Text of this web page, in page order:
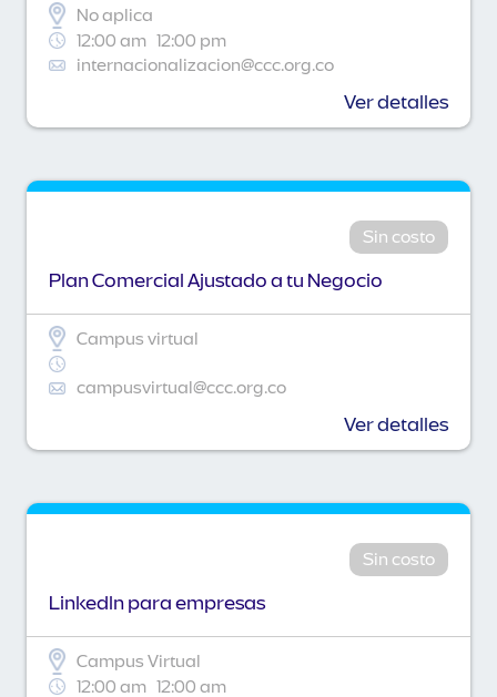
No aplica
12:00 am 12:00 pm
internacionalizacion@ccc.org.co
Ver detalles
Sin costo
Plan Comercial Ajustado a tu Negocio
Campus virtual
campusvirtual@ccc.org.co
Ver detalles
Sin costo
Linkedln para empresas
Campus Virtual
12:00 am 12:00 am